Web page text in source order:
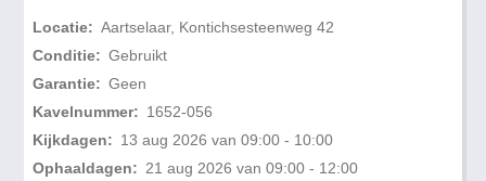
Locatie: Aartselaar, Kontichsesteenweg 42
Conditie: Gebruikt
Garantie: Geen
Kavelnummer: 1652-056
Kijkdagen: 13 aug 2026 van 09:00 - 10:00
Ophaaldagen: 21 aug 2026 van 09:00 - 12:00